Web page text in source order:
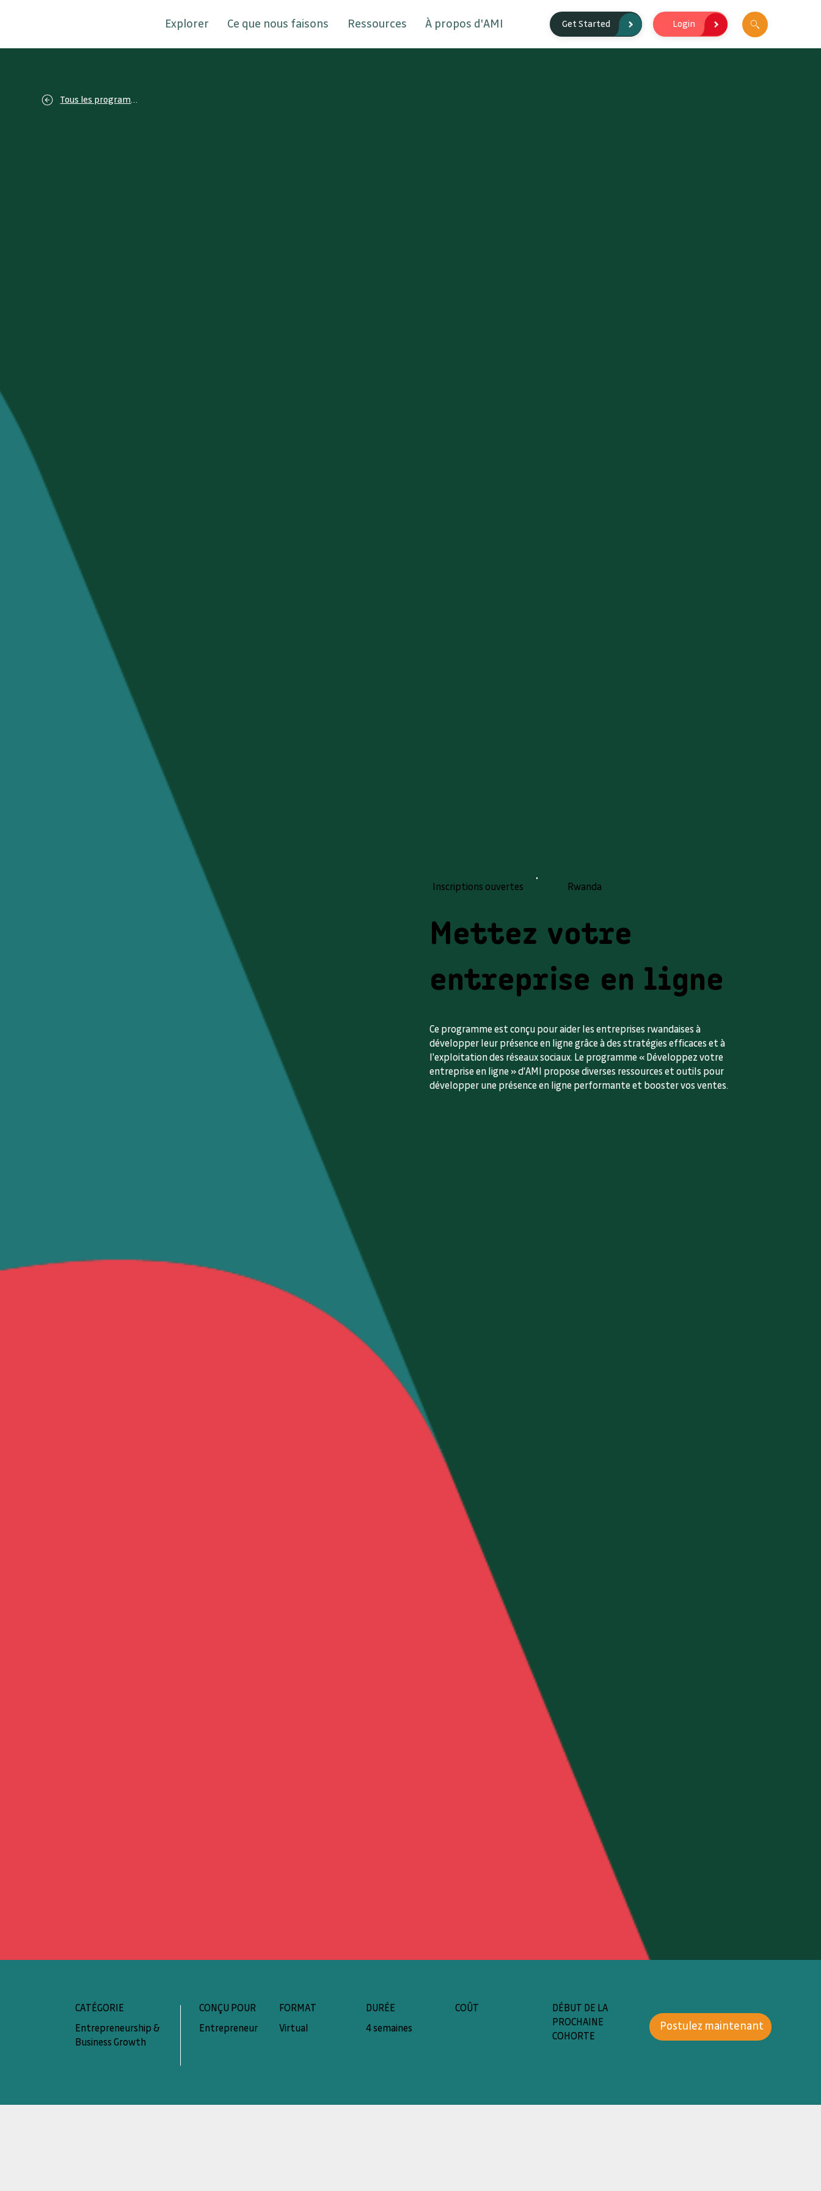
Explorer Ce que nous faisons Ressources À propos d'AMI Get Started Login
Tous les programmes
Inscriptions ouvertes Rwanda
Mettez votre
entreprise en ligne
Ce programme est conçu pour aider les entreprises rwandaises à
développer leur présence en ligne grâce à des stratégies efficaces et à
l'exploitation des réseaux sociaux. Le programme « Développez votre
entreprise en ligne » d'AMI propose diverses ressources et outils pour
développer une présence en ligne performante et booster vos ventes.
CATÉGORIE
Entrepreneurship &
Business Growth
CONÇU POUR
Entrepreneur
FORMAT
Virtual
DURÉE
4 semaines
COÛT
DÉBUT DE LA
PROCHAINE
COHORTE
Postulez maintenant